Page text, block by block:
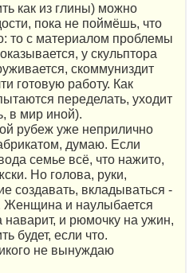
как из глины) можно
пока не поймёшь, что
то с материалом проблемы
у скульптора
скоммуниздит
готовую работу. Как
переделать, уходит
в мир иной).
рубеж уже неприлично
думаю. Если
семье всё, что нажито,
Но голова, руки,
создавать, вкладываться -
Женщина и наулыбается
наварит, и рюмочку на ужин,
будет, если что.
не вынуждаю